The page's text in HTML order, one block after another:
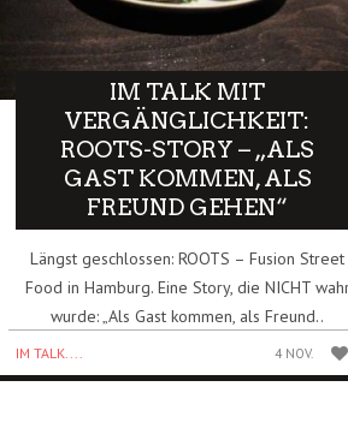
IM TALK MIT
VERGÄNGLICHKEIT:
ROOTS-STORY – „ALS
GAST KOMMEN, ALS
FREUND GEHEN“
Längst geschlossen: ROOTS – Fusion Street
Food in Hamburg. Eine Story, die NICHT
wurde: „Als Gast kommen, als Freund..
IM TALK.... 4 NOV.